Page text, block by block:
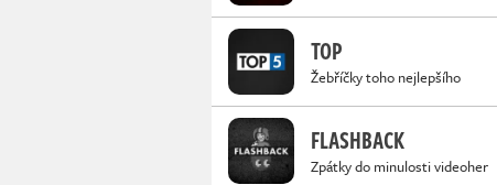
TOP
Žebříčky toho nejlepšího
FLASHBACK
Zpátky do minulosti videoher